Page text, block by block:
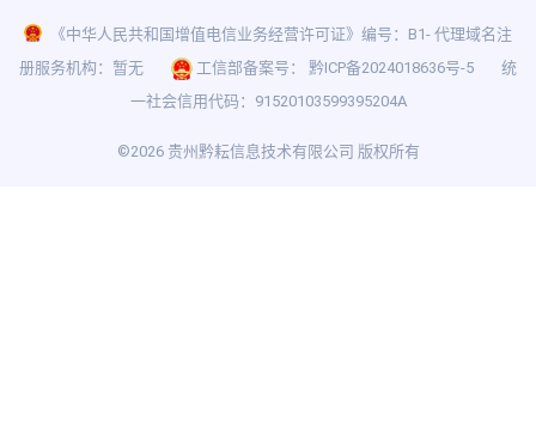
《中华人民共和国增值电信业务经营许可证》编号：B1- 代理域名注
册服务机构：暂无
工信部备案号： 黔ICP备2024018636号-5
统
一社会信用代码：91520103599395204A
©2026 贵州黔耘信息技术有限公司 版权所有